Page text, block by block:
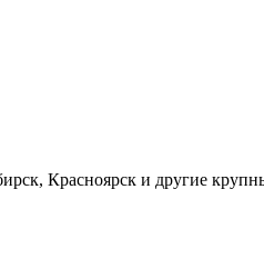
Красноярск и другие